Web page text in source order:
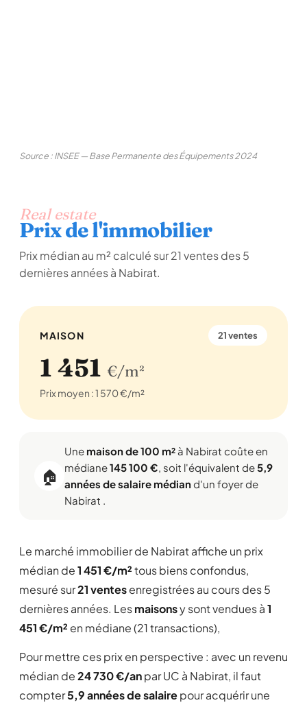
Source : INSEE — Base Permanente des Équipements 2024
Real estate
Prix de l'immobilier
Prix médian au m² calculé sur 21 ventes des 5
dernières années à Nabirat.
MAISON 21 ventes
1 451 €/m²
Prix moyen : 1 570 €/m²
🏠
Une maison de 100 m² à Nabirat coûte en
médiane145 100 €, soit l'équivalent de5,9
années de salaire médiand'un foyer de
Nabirat .
Le marché immobilier de Nabirat affiche un prix
médian de1 451 €/m²tous biens confondus,
mesuré sur21 ventesenregistrées au cours des 5
dernières années. Lesmaisonsy sont vendues à1
451 €/m² en médiane (21 transactions),
Pour mettre ces prix en perspective : avec un revenu
médian de24 730 €/anpar UC à Nabirat, il faut
compter5,9 années de salairepour acquérir une